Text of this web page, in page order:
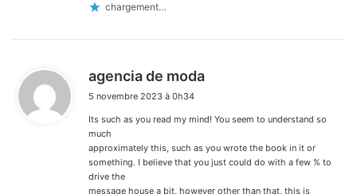
chargement…
agencia de moda
5 novembre 2023 à 0h34
Its such as you read my mind! You seem to understand so
much
approximately this, such as you wrote the book in it or
something. I believe that you just could do with a few % to
drive the
message house a bit, however other than that, this is